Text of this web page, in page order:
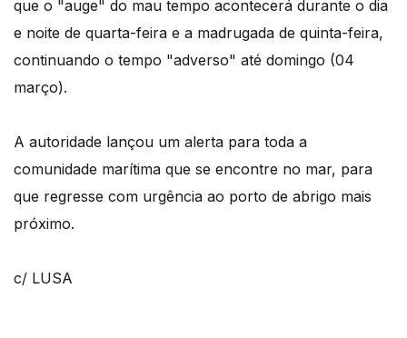
que o "auge" do mau tempo acontecerá durante o dia
e noite de quarta-feira e a madrugada de quinta-feira,
continuando o tempo "adverso" até domingo (04
março).
A autoridade lançou um alerta para toda a
comunidade marítima que se encontre no mar, para
que regresse com urgência ao porto de abrigo mais
próximo.
c/ LUSA